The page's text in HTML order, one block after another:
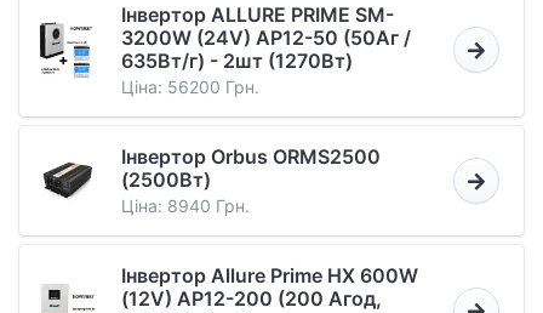
Інвертор ALLURE PRIME SM-
3200W (24V) AP12-50 (50Аг /
635Вт/г) - 2шт (1270Вт)
Ціна: 56200 Грн.
Інвертор Orbus ORMS2500
(2500Вт)
Ціна: 8940 Грн.
Інвертор Allure Prime HX 600W
(12V) AP12-200 (200 Агод,